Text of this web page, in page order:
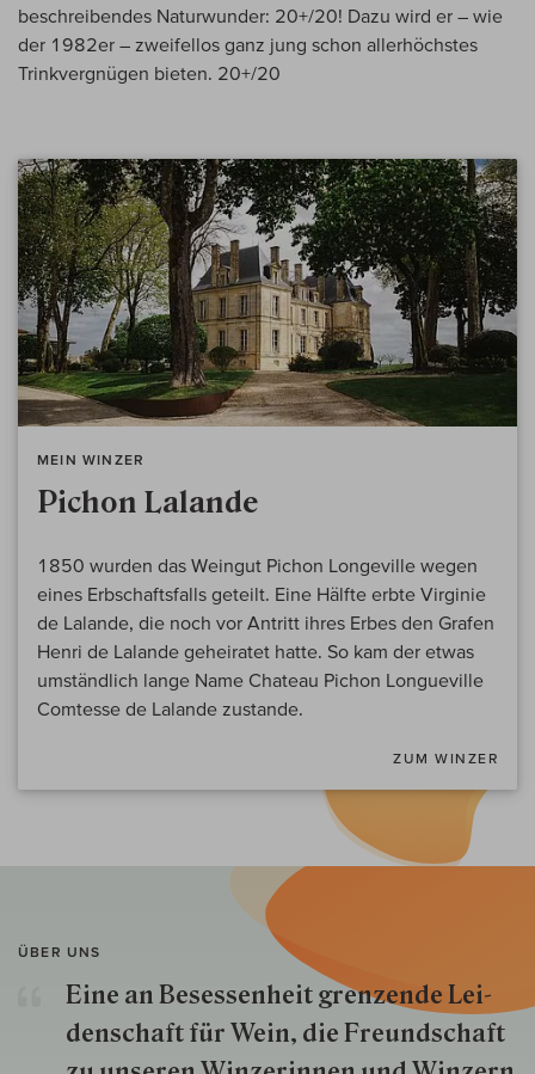
beschreibendes Naturwunder: 20+/20! Dazu wird er – wie
der 1982er – zweifellos ganz jung schon allerhöchstes
Trinkvergnügen bieten. 20+/20
MEIN WINZER
Pichon Lalande
1850 wurden das Weingut Pichon Longeville wegen
eines Erbschaftsfalls geteilt. Eine Hälfte erbte Virginie
de Lalande, die noch vor Antritt ihres Erbes den Grafen
Henri de Lalande geheiratet hatte. So kam der etwas
umständlich lange Name Chateau Pichon Longueville
Comtesse de Lalande zustande.
ZUM WINZER
ÜBER UNS
Eine an Besessenheit gren­zende Lei­
den­schaft für Wein, die Freund­schaft